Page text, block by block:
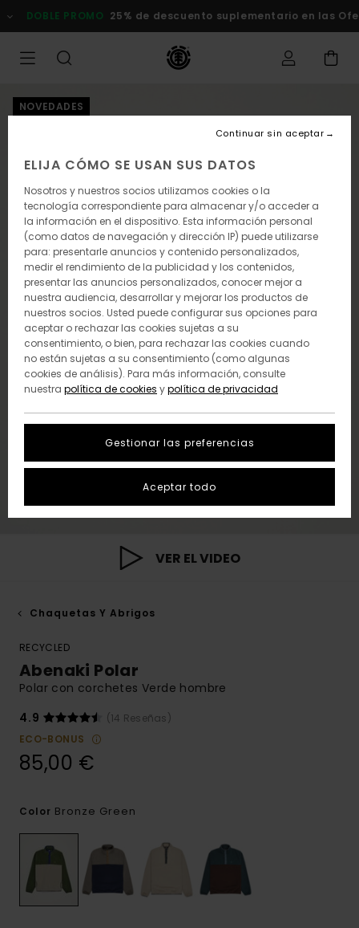
la
DOBLE PROMO 25% de descuento suplementario en las
NOVEDADES
VER EL VIDEO
Chaquetas Y Abrigos
RECYCLED
Abenaki Polar
Polar con corchetes Verde hombre
4.9
(14 Reseñas)
ECO-BONUS
85,00 €
Color Bronze Green
ELIJA CÓMO SE USAN SUS DATOS
Nosotros y nuestros socios utilizamos cookies o la
tecnología correspondiente para almacenar y/o acceder a
la información en el dispositivo. Esta información personal
(como datos de navegación y dirección IP) puede utilizarse
para: presentarle anuncios y contenido personalizados,
medir el rendimiento de la publicidad y los contenidos,
presentar las anuncios personalizados, conocer mejor a
nuestra audiencia, desarrollar y mejorar los productos de
nuestros socios. Usted puede configurar sus opciones para
aceptar o rechazar las cookies sujetas a su
consentimiento, o bien, para rechazar las cookies cuando
no están sujetas a su consentimiento (como algunas
cookies de análisis). Para más información, consulte
nuestra política de cookies ypolítica de privacidad
Gestionar las preferencias
Continuar sin aceptar
Aceptar todo